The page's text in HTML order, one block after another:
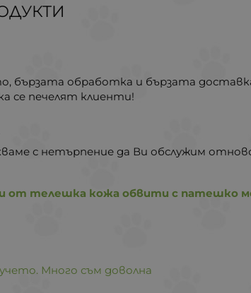
бързата обработка и бързата
се печелят клиенти!
с нетърпение да Ви обслужим
от телешка кожа обвити с патешко
Много съм доволна